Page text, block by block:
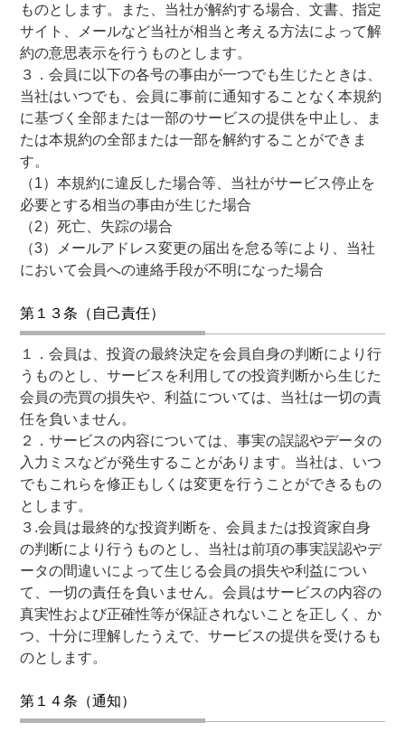
ものとします。また、当社が解約する場合、文書、指定
サイト、メールなど当社が相当と考える方法によって解
約の意思表示を行うものとします。
３．会員に以下の各号の事由が一つでも生じたときは、
当社はいつでも、会員に事前に通知することなく本規約
に基づく全部または一部のサービスの提供を中止し、ま
たは本規約の全部または一部を解約することができま
す。
（1）本規約に違反した場合等、当社がサービス停止を
必要とする相当の事由が生じた場合
（2）死亡、失踪の場合
（3）メールアドレス変更の届出を怠る等により、当社
において会員への連絡手段が不明になった場合
第１３条（自己責任）
１．会員は、投資の最終決定を会員自身の判断により行
うものとし、サービスを利用しての投資判断から生じた
会員の売買の損失や、利益については、当社は一切の責
任を負いません。
２．サービスの内容については、事実の誤認やデータの
入力ミスなどが発生することがあります。当社は、いつ
でもこれらを修正もしくは変更を行うことができるもの
とします。
３.会員は最終的な投資判断を、会員または投資家自身
の判断により行うものとし、当社は前項の事実誤認やデ
ータの間違いによって生じる会員の損失や利益につい
て、一切の責任を負いません。会員はサービスの内容の
真実性および正確性等が保証されないことを正しく、か
つ、十分に理解したうえで、サービスの提供を受けるも
のとします。
第１４条（通知）